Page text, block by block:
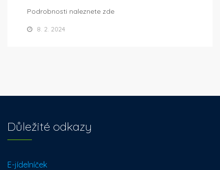
Podrobnosti naleznete zde
8. 2. 2024
Důležité odkazy
E-jídelníček